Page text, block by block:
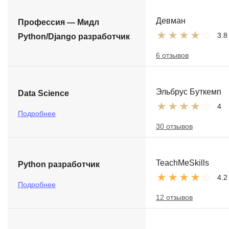
Профессия — Мидл
Python/Django разработчик
Девман
3.8
6 отзывов
Data Science
Подробнее
Эльбрус Буткемп
4
30 отзывов
Python разработчик
Подробнее
TeachMeSkills
4.2
12 отзывов